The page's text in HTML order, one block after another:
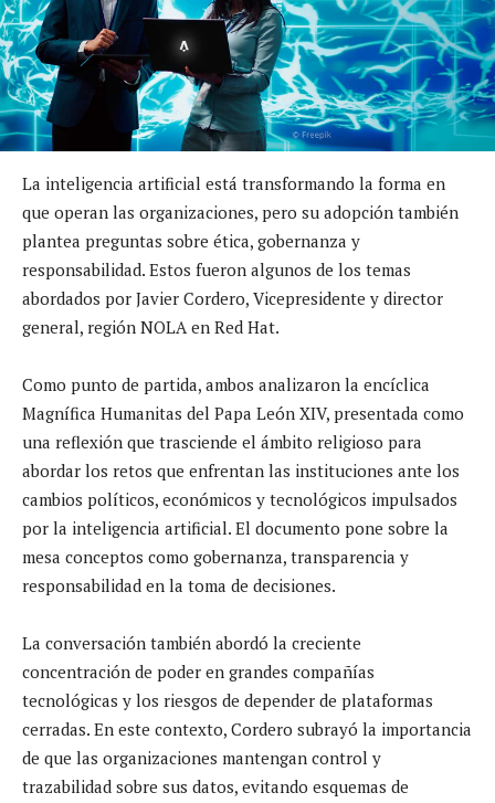
La inteligencia artificial está transformando la forma en
que operan las organizaciones, pero su adopción también
plantea preguntas sobre ética, gobernanza y
responsabilidad. Estos fueron algunos de los temas
abordados por Javier Cordero, Vicepresidente y director
general, región NOLA en Red Hat.
Como punto de partida, ambos analizaron la encíclica
Magnífica Humanitas del Papa León XIV, presentada como
una reflexión que trasciende el ámbito religioso para
abordar los retos que enfrentan las instituciones ante los
cambios políticos, económicos y tecnológicos impulsados
por la inteligencia artificial. El documento pone sobre la
mesa conceptos como gobernanza, transparencia y
responsabilidad en la toma de decisiones.
La conversación también abordó la creciente
concentración de poder en grandes compañías
tecnológicas y los riesgos de depender de plataformas
cerradas. En este contexto, Cordero subrayó la importancia
de que las organizaciones mantengan control y
trazabilidad sobre sus datos, evitando esquemas de